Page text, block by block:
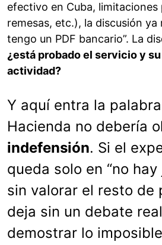
efectivo en Cuba,
remesas, etc.), la discusión ya
tengo un PDF bancario”. La
¿está probado el servicio y
actividad?
Y aquí entra la
Hacienda no debería
indefensión. Si el
queda solo en “no
sin valorar el resto de
deja sin un debate
demostrar lo